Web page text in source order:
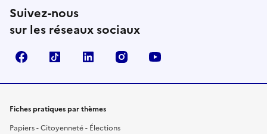
Suivez-nous
sur les réseaux sociaux
FacebookTikTok LinkedIn Instagram
Fiches pratiques par thèmes
Papiers - Citoyenneté - Élections